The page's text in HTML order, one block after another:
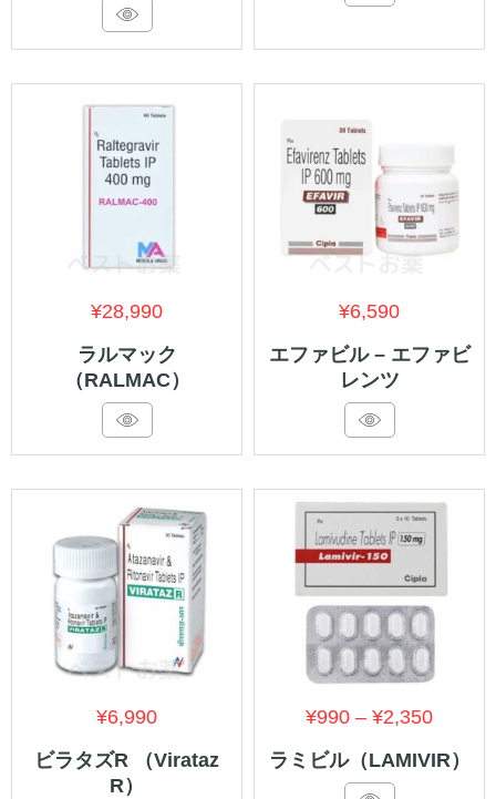
ラルマック
（RALMAC）
¥28,990
エファビル – エファビ
レンツ
¥6,590
ビラタズR （Virataz
R）
¥6,990
ラミビル（LAMIVIR）
¥990–¥2,350価
格